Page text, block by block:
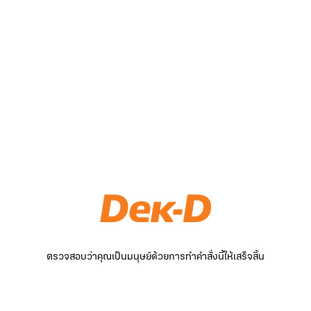
ตรวจสอบว่าคุณเป็นมนุษย์ด้วยการทำคำสั่งนี้ให้เสร็จสิ้น